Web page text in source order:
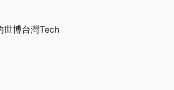
世博台灣Tech